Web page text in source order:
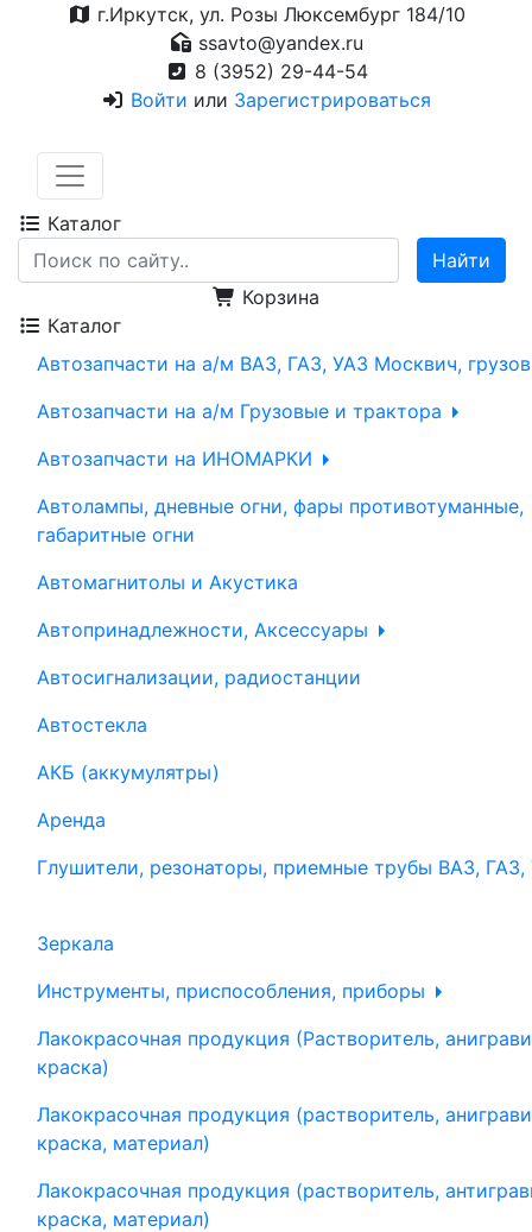
г.Иркутск, ул. Розы Люксембург 184/10
ssavto@yandex.ru
8 (3952) 29-44-54
Войти или Зарегистрироваться
Каталог
Корзина
Каталог
Автозапчасти на а/м ВАЗ, ГАЗ, УАЗ Москвич,
Автозапчасти на а/м Грузовые и трактора
Автозапчасти на ИНОМАРКИ
Автолампы, дневные огни, фары противотуманные,
габаритные огни
Автомагнитолы и Акустика
Автопринадлежности, Аксессуары
Автосигнализации, радиостанции
Автостекла
АКБ (аккумулятры)
Аренда
Глушители, резонаторы, приемные трубы ВАЗ, ГАЗ,
Зеркала
Инструменты, приспособления, приборы
Лакокрасочная продукция (Растворитель,
краска)
Лакокрасочная продукция (растворитель,
краска, материал)
Лакокрасочная продукция (растворитель,
краска, материал)